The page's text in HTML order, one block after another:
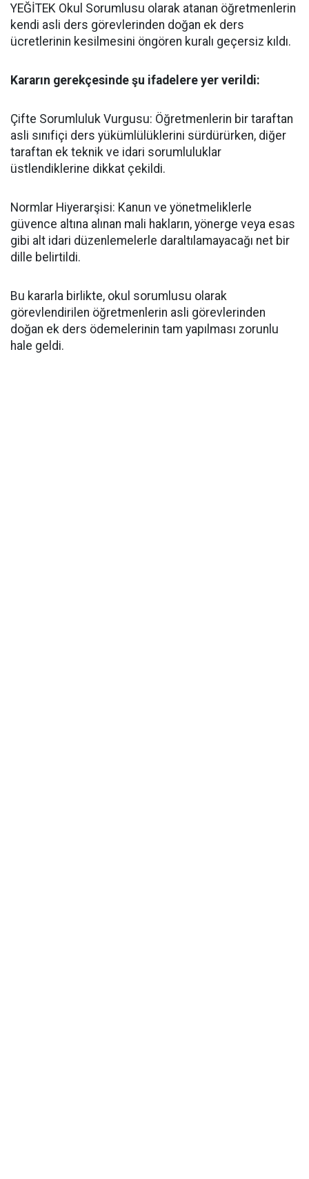
YEĞİTEK Okul Sorumlusu olarak atanan öğretmenlerin
kendi asli ders görevlerinden doğan ek ders
ücretlerinin kesilmesini öngören kuralı geçersiz kıldı.
​Kararın gerekçesinde şu ifadelere yer verildi:
​Çifte Sorumluluk Vurgusu: Öğretmenlerin bir taraftan
asli sınıfiçi ders yükümlülüklerini sürdürürken, diğer
taraftan ek teknik ve idari sorumluluklar
üstlendiklerine dikkat çekildi.
​Normlar Hiyerarşisi: Kanun ve yönetmeliklerle
güvence altına alınan mali hakların, yönerge veya esas
gibi alt idari düzenlemelerle daraltılamayacağı net bir
dille belirtildi.
​Bu kararla birlikte, okul sorumlusu olarak
görevlendirilen öğretmenlerin asli görevlerinden
doğan ek ders ödemelerinin tam yapılması zorunlu
hale geldi.